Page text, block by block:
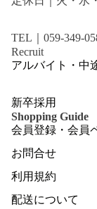
TEL｜059-349-
Recruit
アルバイト・中
新卒採用
Shopping Guide
会員登録・会員
お問合せ
利用規約
配送について